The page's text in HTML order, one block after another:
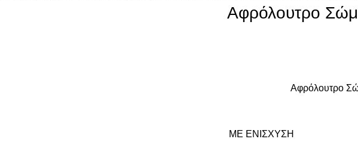
Αφρόλουτρο
Αφρόλουτρο
ΜΕ ΕΝΊΣΧΥΣΗ